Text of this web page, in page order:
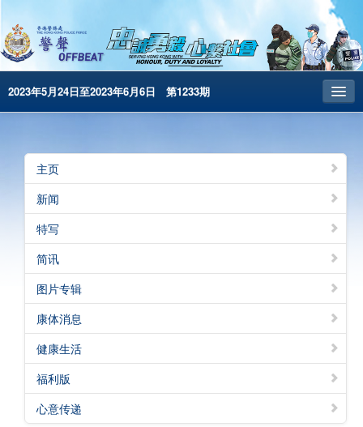
2023年5月24日至2023年6月6日 第1233期
昔日警声
警务处主页
繁體版
English
电子书版
警声特刊
主页
新闻
特写
简讯
图片专辑
康体消息
健康生活
福利版
心意传递